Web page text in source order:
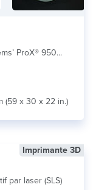
ProX® 950...
(59 x 30 x 22 in.)
Imprimante 3D
par laser (SLS)